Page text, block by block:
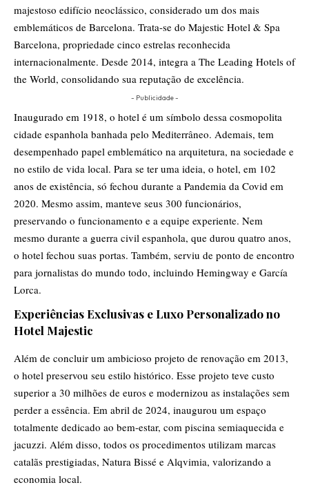
majestoso edifício neoclássico, considerado um dos mais
emblemáticos de Barcelona. Trata-se do Majestic Hotel & Spa
Barcelona, propriedade cinco estrelas reconhecida
internacionalmente. Desde 2014, integra a The Leading Hotels of
the World, consolidando sua reputação de excelência.
- Publicidade -
Inaugurado em 1918, o hotel é um símbolo dessa cosmopolita
cidade espanhola banhada pelo Mediterrâneo. Ademais, tem
desempenhado papel emblemático na arquitetura, na sociedade e
no estilo de vida local. Para se ter uma ideia, o hotel, em 102
anos de existência, só fechou durante a Pandemia da Covid em
2020. Mesmo assim, manteve seus 300 funcionários,
preservando o funcionamento e a equipe experiente. Nem
mesmo durante a guerra civil espanhola, que durou quatro anos,
o hotel fechou suas portas. Também, serviu de ponto de encontro
para jornalistas do mundo todo, incluindo Hemingway e García
Lorca.
Experiências Exclusivas e Luxo Personalizado no
Hotel Majestic
Além de concluir um ambicioso projeto de renovação em 2013,
o hotel preservou seu estilo histórico. Esse projeto teve custo
superior a 30 milhões de euros e modernizou as instalações sem
perder a essência. Em abril de 2024, inaugurou um espaço
totalmente dedicado ao bem-estar, com piscina semiaquecida e
jacuzzi. Além disso, todos os procedimentos utilizam marcas
catalãs prestigiadas, Natura Bissé e Alqvimia, valorizando a
economia local.